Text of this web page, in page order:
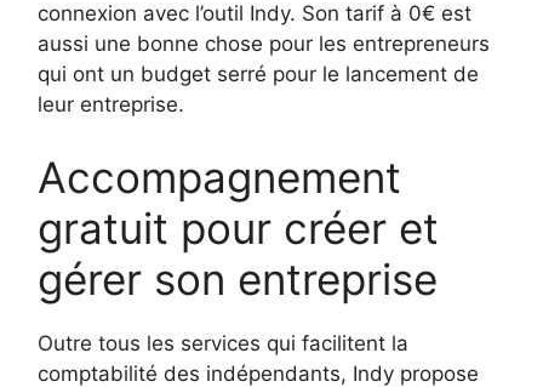
connexion avec l’outil Indy. Son tarif à 0€ est
aussi une bonne chose pour les entrepreneurs
qui ont un budget serré pour le lancement de
leur entreprise.
Accompagnement
gratuit pour créer et
gérer son entreprise
Outre tous les services qui facilitent la
comptabilité des indépendants, Indy propose